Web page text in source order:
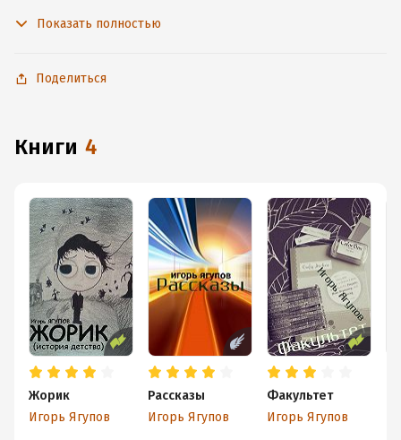
без подключения к интернету.
Показать полностью
Поделиться
книги 4
Жорик
Игорь Ягупов
Рассказы
Игорь Ягупов
Факультет
Игорь Ягупов